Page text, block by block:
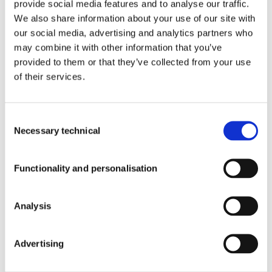
provide social media features and to analyse our traffic.
We also share information about your use of our site with
our social media, advertising and analytics partners who
may combine it with other information that you’ve
provided to them or that they’ve collected from your use
of their services.
Selection
Necessary technical
Functionality and personalisation
Analysis
Advertising
Productos con nuestros ingredientes
Calidad
Prensa
LIBOOST ®
®
XORIALYC®
INFORMACIÓN
de
Somos
Trabaja